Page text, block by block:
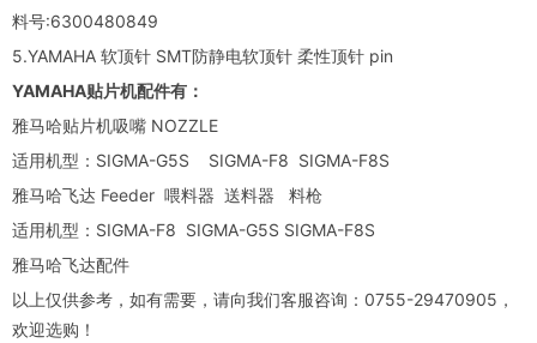
料号:6300480849
5.YAMAHA 软顶针 SMT防静电软顶针 柔性顶针 pin
YAMAHA贴片机配件有：
雅马哈贴片机吸嘴 NOZZLE
适用机型：SIGMA-G5S SIGMA-F8 SIGMA-F8S
雅马哈飞达 Feeder 喂料器 送料器 料枪
适用机型：SIGMA-F8 SIGMA-G5S SIGMA-F8S
雅马哈飞达配件
以上仅供参考，如有需要，请向我们客服咨询：0755-29470905，
欢迎选购！